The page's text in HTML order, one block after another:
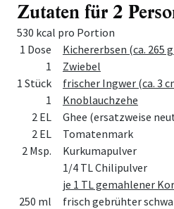
Zutaten für 2
530 kcal pro Portion
MengeZutat
1 Dose
Kichererbsen (ca. 265
1
Zwiebel
1 Stück
frischer Ingwer (ca. 3
1
Knoblauchzehe
2 EL
Ghee (ersatzweise
2 EL
Tomatenmark
2 Msp.
Kurkumapulver
1/4 TL Chilipulver
je 1 TL gemahlener
250 ml
frisch gebrühter